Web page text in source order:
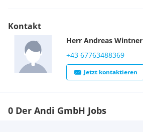
Kontakt
Herr Andreas Wintner
+43 67763488369
Jetzt kontaktieren
0 Der Andi GmbH Jobs